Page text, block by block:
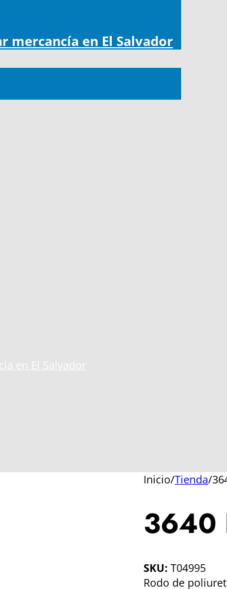
en El Salvador
en El Salvador
Inicio/Tienda/
3640
SKU: T04995
Rodo de